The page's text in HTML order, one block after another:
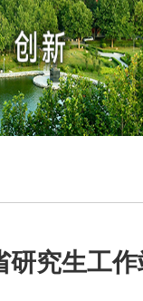
研究生工